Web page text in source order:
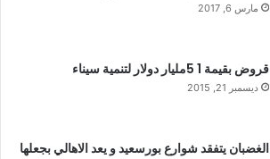
مارس 6, 2017
قروض بقيمة 1 5مليار دولار لتنمية سيناء
ديسمبر 21, 2015
الغضبان يتفقد شوارع بورسعيد و يعد الاهالي بجعلها